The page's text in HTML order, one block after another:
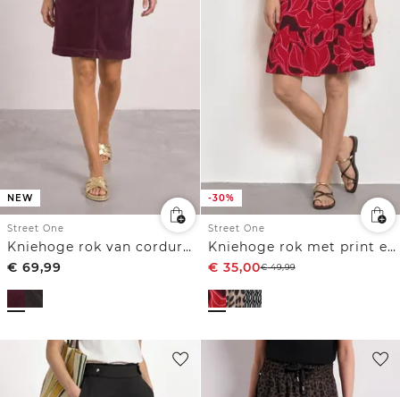
NEW
Street One
Kniehoge rok van corduroy met gespdetails
€ 69,99
-30%
Street One
Kniehoge rok met print en volant
€ 35,00€49,99